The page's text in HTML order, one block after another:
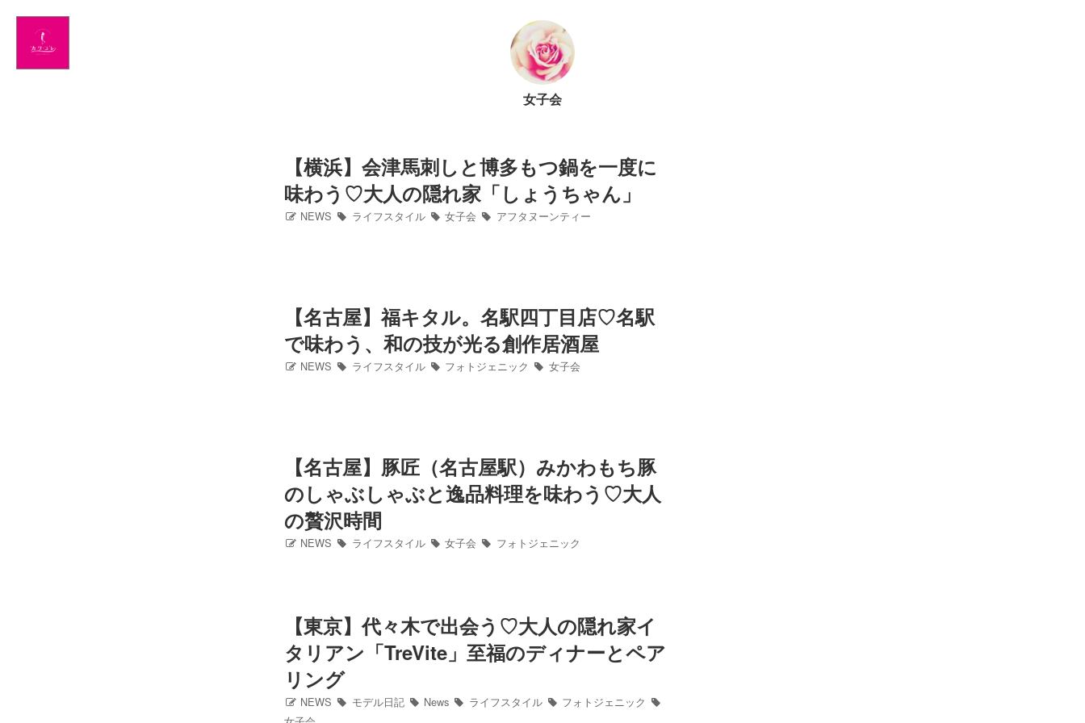
Home
NEWS
女子会
【横浜】会津馬刺しと博多もつ鍋を一度に
味わう♡大人の隠れ家「しょうちゃん」
NEWS ライフスタイル 女子会 アフタヌーンティー
【名古屋】福キタル。名駅四丁目店♡名駅
で味わう、和の技が光る創作居酒屋
NEWS ライフスタイル フォトジェニック 女子会
【名古屋】豚匠（名古屋駅）みかわもち豚
のしゃぶしゃぶと逸品料理を味わう♡大人
の贅沢時間
NEWS ライフスタイル 女子会 フォトジェニック
【東京】代々木で出会う♡大人の隠れ家イ
タリアン「TreVite」至福のディナーとペア
リング
NEWS モデル日記 News ライフスタイル
フォトジェニック